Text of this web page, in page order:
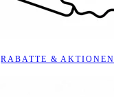
RABATTE & AKTIONEN